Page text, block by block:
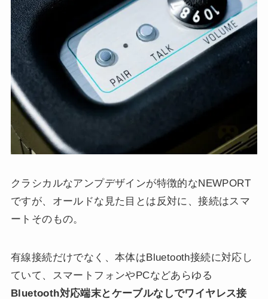
クラシカルなアンプデザインが特徴的なNEWPORT
ですが、オールドな見た目とは反対に、接続はスマ
ートそのもの。
有線接続だけでなく、本体はBluetooth接続に対応し
ていて、スマートフォンやPCなどあらゆる
Bluetooth対応端末とケーブルなしでワイヤレス接